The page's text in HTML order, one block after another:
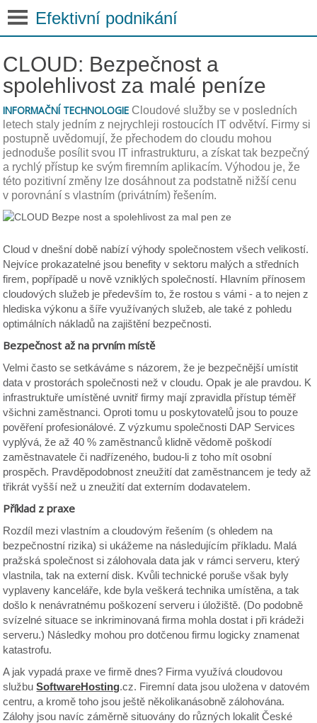
Efektivní podnikání
CLOUD: Bezpečnost a
spolehlivost za malé peníze
INFORMAČNÍ TECHNOLOGIE Cloudové služby se v posledních
letech staly jedním z nejrychleji rostoucích IT odvětví. Firmy si
postupně uvědomují, že přechodem do cloudu mohou
jednoduše posílit svou IT infrastrukturu, a získat tak bezpečný
a rychlý přístup ke svým firemním aplikacím. Výhodou je, že
této pozitivní změny lze dosáhnout za podstatně nižší cenu
v porovnání s vlastním (privátním) řešením.
Cloud v dnešní době nabízí výhody společnostem všech velikostí.
Nejvíce prokazatelné jsou benefity v sektoru malých a středních
firem, popřípadě u nově vzniklých společností. Hlavním přínosem
cloudových služeb je především to, že rostou s vámi - a to nejen z
hlediska výkonu a šíře využívaných služeb, ale také z pohledu
optimálních nákladů na zajištění bezpečnosti.
Bezpečnost až na prvním místě
Velmi často se setkáváme s názorem, že je bezpečnější umístit
data v prostorách společnosti než v cloudu. Opak je ale pravdou. K
infrastruktuře umístěné uvnitř firmy mají zpravidla přístup téměř
všichni zaměstnanci. Oproti tomu u poskytovatelů jsou to pouze
pověření profesionálové. Z výzkumu společnosti DAP Services
vyplývá, že až 40 % zaměstnanců klidně vědomě poškodí
zaměstnavatele či nadřízeného, budou-li z toho mít osobní
prospěch. Pravděpodobnost zneužití dat zaměstnancem je tedy až
třikrát vyšší než u zneužití dat externím dodavatelem.
Příklad z praxe
Rozdíl mezi vlastním a cloudovým řešením (s ohledem na
bezpečnostní rizika) si ukážeme na následujícím příkladu. Malá
pražská společnost si zálohovala data jak v rámci serveru, který
vlastnila, tak na externí disk. Kvůli technické poruše však byly
vyplaveny kanceláře, kde byla veškerá technika umístěna, a tak
došlo k nenávratnému poškození serveru i úložiště. (Do podobně
svízelné situace se inkriminovaná firma mohla dostat i při krádeži
serveru.) Následky mohou pro dotčenou firmu logicky znamenat
katastrofu.
A jak vypadá praxe ve firmě dnes? Firma využívá cloudovou
službuSoftwareHosting.cz. Firemní data jsou uložena v datovém
centru, a kromě toho jsou ještě několikanásobně zálohována.
Zálohy jsou navíc záměrně situovány do různých lokalit České